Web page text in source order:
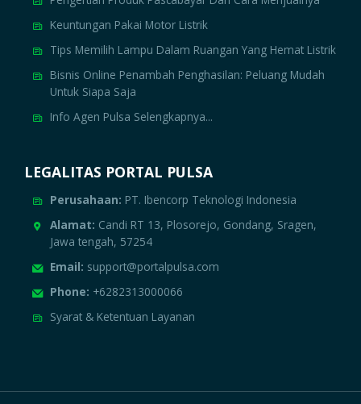
Keuntungan Pakai Motor Listrik
Tips Memilih Lampu Dalam Ruangan Yang Hemat Listrik
Bisnis Online Penambah Penghasilan: Peluang Mudah
Untuk Siapa Saja
Info Agen Pulsa Selengkapnya...
LEGALITAS PORTAL PULSA
Perusahaan: PT. Ibencorp Teknologi Indonesia
Alamat: Candi RT 13, Plosorejo, Gondang, Sragen,
Jawa tengah, 57254
Email: support@portalpulsa.com
Phone: +6282313000066
Syarat & Ketentuan Layanan